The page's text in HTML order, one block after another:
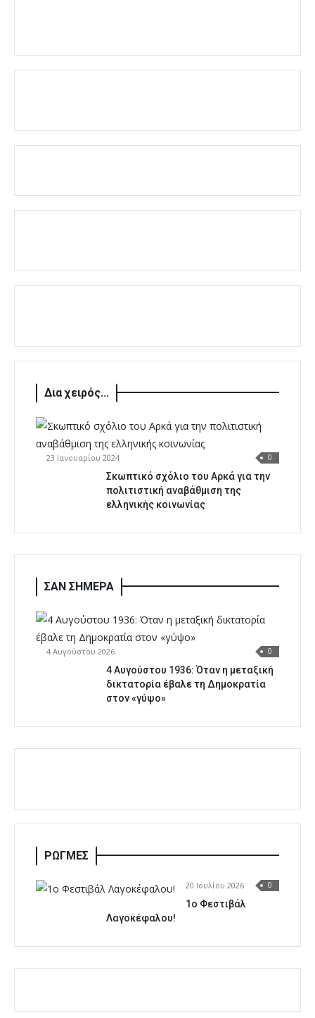
Δια χειρός...
23 Ιανουαρίου 2024 0
Σκωπτικό σχόλιο του Αρκά για την
πολιτιστική αναβάθμιση της
ελληνικής κοινωνίας
ΣΑΝ ΣΗΜΕΡΑ
4 Αυγούστου 2026 0
4 Αυγούστου 1936: Όταν η μεταξική
δικτατορία έβαλε τη Δημοκρατία
στον «γύψο»
ΡΩΓΜΕΣ
20 Ιουλίου 2026 0
1o Φεστιβάλ
Λαγοκέφαλου!